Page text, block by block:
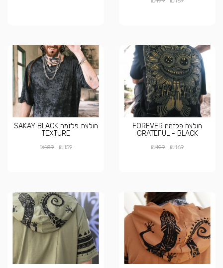
חולצה פלזמה FOREVER
GRATEFUL - BLACK
₪169
₪199
חולצת פלזמה SAKAY BLACK
TEXTURE
₪159
₪189